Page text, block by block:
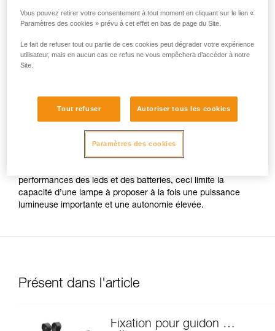
La puissance d'éclairage d’une lampe et son autonomie sont
deux paramètres indissociables, quelle que soit la
technologie d’éclairage utilisée. Pour une quantité d’énergie
donnée, l'augmentation de la puissance lumineuse entraîne
Dans le cas d’une lampe frontale compacte se portant
entièrement sur la tête, la source d’énergie (piles ou
batteries rechargeables) est souvent limitée en termes de
capacité, afin d’en réduire la taille et le poids pour assurer
performances des leds et des batteries, ceci limite la
capacité d’une lampe à proposer à la fois une puissance
lumineuse importante et une autonomie élevée.
Présent dans l'article
Fixation pour guidon de
Vous pouvez retirer votre consentement à tout moment en cliquant sur le lien «
Paramètres des cookies » prévu à cet effet en bas de page du Site.
Le fait de refuser tout ou partie de ces cookies peut dégrader votre expérience
utilisateur, mais en aucun cas ce refus ne vous empêchera d’accéder à notre
Site.
Tout refuser Autoriser tous les cookies
Paramètres des cookies